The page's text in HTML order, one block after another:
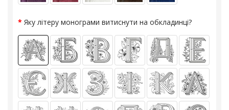
Яку літеру монограми витиснути на обкладинці?